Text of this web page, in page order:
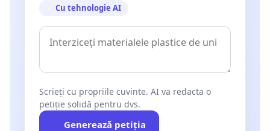
Cu tehnologie AI
Scrieți cu propriile cuvinte. AI va redacta o
petiție solidă pentru dvs.
Generează petiția